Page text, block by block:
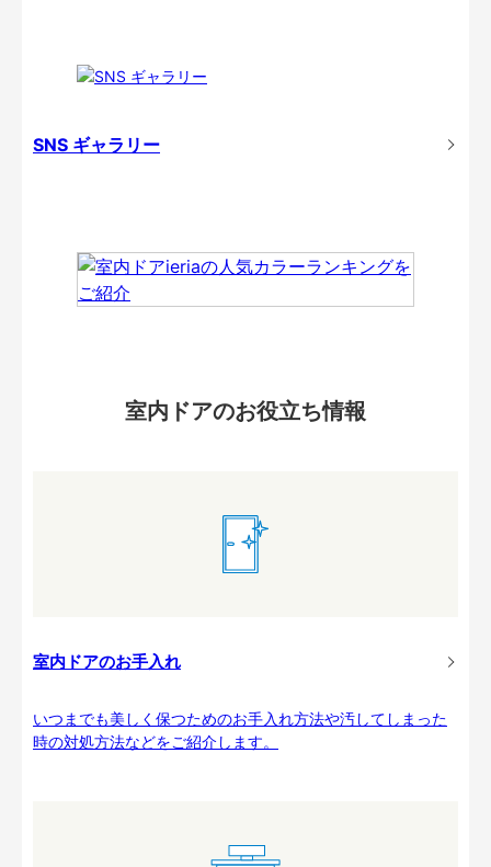
SNS ギャラリー
室内ドアのお役立ち情報
室内ドアのお手入れ
いつまでも美しく保つためのお手入れ方法や汚してしまった
時の対処方法などをご紹介します。